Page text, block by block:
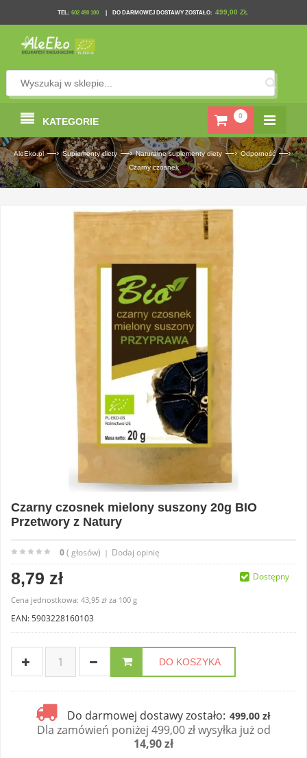
TEL: 602 490 100 DO DARMOWEJ DOSTAWY ZOSTAŁO: 499,00 ZŁ
0
KATEGORIE
AleEko.pl —› Suplementy diety —› Naturalne suplementy diety —› Odporność —›
Czarny czosnek
Czarny czosnek mielony suszony 20g BIO
Przetwory z Natury
0( głosów) | Dodaj opinię
8,79 zł
Cena jednostkowa: 43,95 zł za 100 g
EAN: 5903228160103
DO KOSZYKA
Do darmowej dostawy zostało: 499,00 zł
Dla zamówień poniżej 499,00 zł wysyłka już od
14,90 zł
Dostępny